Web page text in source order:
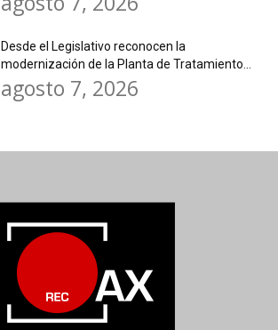
Desde el Legislativo reconocen la
modernización de la Planta de Tratamiento...
agosto 7, 2026